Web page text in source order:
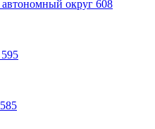
округ 608
595
585